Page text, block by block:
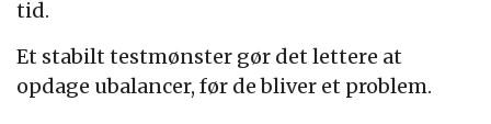
tid.
Et stabilt testmønster gør det lettere at
opdage ubalancer, før de bliver et problem.